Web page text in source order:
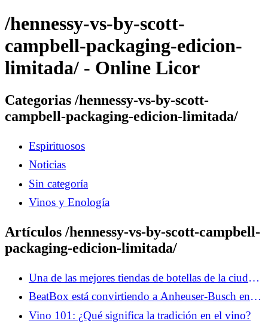
/hennessy-vs-by-scott-
campbell-packaging-edicion-
limitada/ - Online Licor
Categorias /hennessy-vs-by-scott-
campbell-packaging-edicion-limitada/
Espirituosos
Noticias
Sin categoría
Vinos y Enología
Artículos /hennessy-vs-by-scott-campbell-
packaging-edicion-limitada/
Una de las mejores tiendas de botellas de la ciudad
de Nueva York se esconde en Penn Station
BeatBox está convirtiendo a Anheuser-Busch en
uno de los principales vendedores de "vinos"
Vino 101: ¿Qué significa la tradición en el vino?